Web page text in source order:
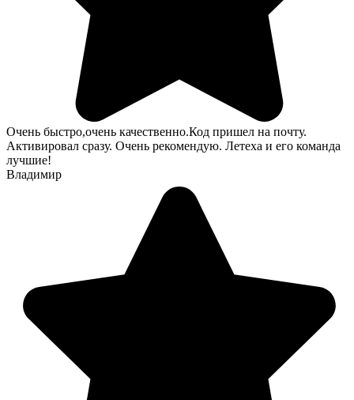
Очень быстро,очень качественно.Код пришел на почту.
Активировал сразу. Очень рекомендую. Летеха и его команда
лучшие!
Владимир